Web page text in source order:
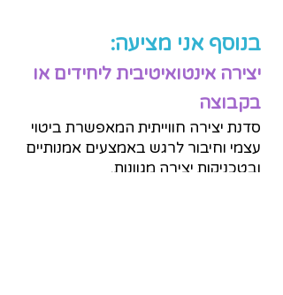
בנוסף אני מציעה:​​
יצירה אינטואיטיבית ליחידים או
בקבוצה
סדנת יצירה חווייתית המאפשרת ביטוי
עצמי וחיבור לרגש באמצעים אמנותיים
ובטכניקות יצירה מגוונות.